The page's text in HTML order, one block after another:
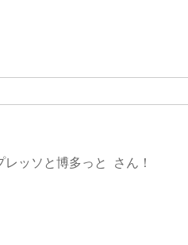
ッソと博多っと さん！